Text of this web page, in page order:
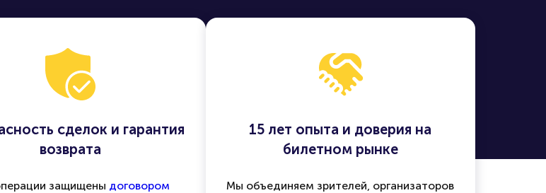
сделок и гарантия
15 лет опыта и доверия на